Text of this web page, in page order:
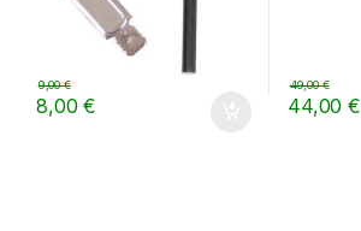
8,00€
9,00€
44,00€
49,00€